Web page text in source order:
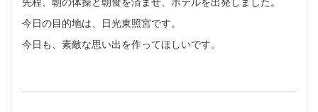
今日の目的地は、日光東照宮です。
今日も、素敵な思い出を作ってほしいです。